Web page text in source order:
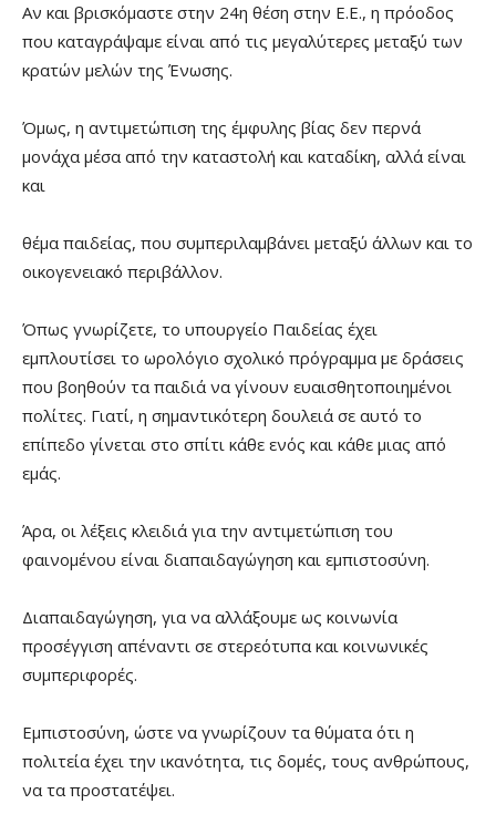
Αν και βρισκόμαστε στην 24η θέση στην Ε.Ε., η πρόοδος
που καταγράψαμε είναι από τις μεγαλύτερες μεταξύ των
κρατών μελών της Ένωσης.
Όμως, η αντιμετώπιση της έμφυλης βίας δεν περνά
μονάχα μέσα από την καταστολή και καταδίκη, αλλά είναι
και
θέμα παιδείας, που συμπεριλαμβάνει μεταξύ άλλων και το
οικογενειακό περιβάλλον.
Όπως γνωρίζετε, το υπουργείο Παιδείας έχει
εμπλουτίσει το ωρολόγιο σχολικό πρόγραμμα με δράσεις
που βοηθούν τα παιδιά να γίνουν ευαισθητοποιημένοι
πολίτες. Γιατί, η σημαντικότερη δουλειά σε αυτό το
επίπεδο γίνεται στο σπίτι κάθε ενός και κάθε μιας από
εμάς.
Άρα, οι λέξεις κλειδιά για την αντιμετώπιση του
φαινομένου είναι διαπαιδαγώγηση και εμπιστοσύνη.
Διαπαιδαγώγηση, για να αλλάξουμε ως κοινωνία
προσέγγιση απέναντι σε στερεότυπα και κοινωνικές
συμπεριφορές.
Εμπιστοσύνη, ώστε να γνωρίζουν τα θύματα ότι η
πολιτεία έχει την ικανότητα, τις δομές, τους ανθρώπους,
να τα προστατέψει.